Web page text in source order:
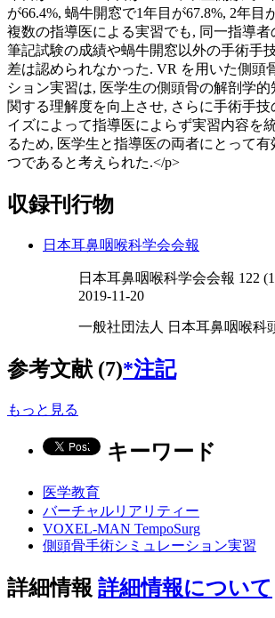
が66.4%, 蝸牛開窓で1年目が67.8%, 2年目
複数の指導医による実習でも, 同一指導者
筆記試験の成績や蝸牛開窓以外の手術手
差は認められなかった. VR を用いた側頭
ション実習は, 医学生の側頭骨の解剖学
関する理解度を向上させ, さらに手術手
イズによって指導医によらず実習内容を
るため, 医学生と指導医の両者にとって
つであると考えられた.</p>
収録刊行物
日本耳鼻咽喉科学会会報
日本耳鼻咽喉科学会会報 122
2019-11-20
一般社団法人 日本耳鼻咽喉科
参考文献 (7)*注記
もっと見る
キーワード
医学教育
バーチャルリアリティー
VOXEL-MAN TempoSurg
側頭骨手術シミュレーション実習
詳細情報 詳細情報について